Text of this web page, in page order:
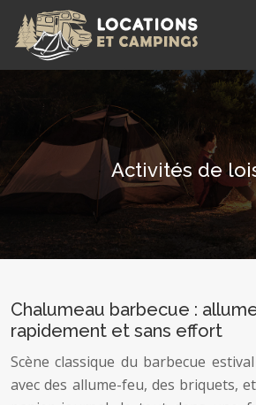
Activités de
Chalumeau barbecue :
rapidement et sans effort
Scène classique du barbecue
avec des allume-feu, des briquets,